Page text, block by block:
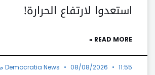
استعدوا لارتفاع الحرارة!
READ MORE »
Democratia News 08/08/2026 11:55 ص